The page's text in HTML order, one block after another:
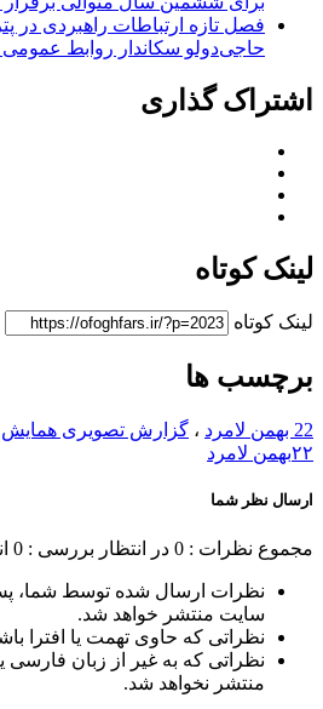
فصل تازه ارتباطات راهبردی در
حاجی‌دولو سکاندار روابط عمومی
اشتراک گذاری
لینک کوتاه
لینک کوتاه
برچسب ها
22 بهمن لامرد ، گزارش تصویری همایش
٢٢بهمن لامرد
ارسال نظر شما
مجموع نظرات : 0 در انتظار بررسی : 0
نظرات ارسال شده توسط شما،
سایت منتشر خواهد شد.
نظراتی که حاوی تهمت یا افترا
نظراتی که به غیر از زبان فارسی
منتشر نخواهد شد.